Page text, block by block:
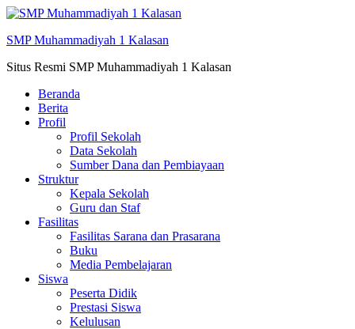
Skip
konten
SMP Muhammadiyah 1 Kalasan
Situs Resmi SMP Muhammadiyah 1 Kalasan
Beranda
Berita
Profil
Profil Sekolah
Data Sekolah
Sumber Dana dan Pembiayaan
Struktur
Kepala Sekolah
Guru dan Staf
Fasilitas
Fasilitas Sarana dan Prasarana
Buku
Media Pembelajaran
Siswa
Peserta Didik
Prestasi Siswa
Kelulusan